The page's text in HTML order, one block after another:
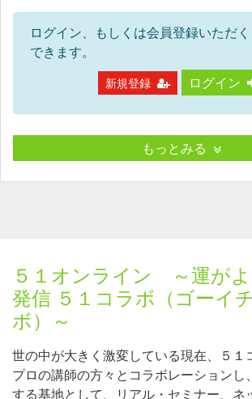
ログイン、もしくは会員登録いただ
できます。
新規登録 ログイン
もっとみる
５１オンライン ～運が
発信 ５１コラボ（ゴーイ
ボ）～
世の中が大きく激変している現在、５１
プロの講師の方々とコラボレーションし
する基地として、リアル・セミナー、ネ